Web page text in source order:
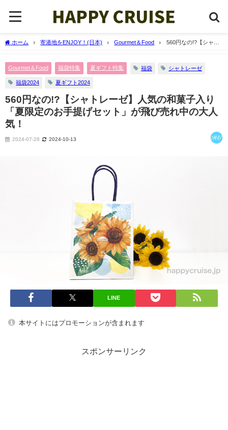
ホーム 寄港地をENJOY！(日本) Gourmet＆Food
560円なの!?【シャト
Gourmet＆Food 福袋特集 夏ギフト特集 福袋 シャトレーゼ
福袋2024 夏ギフト2024
560円なの!?【シャトレーゼ】人気の和菓子入り
「夏限定のお手提げセット」が飛び売れ中の大人
気！
2024-07-28 2024-10-13
LINE
本サイトにはプロモーションが含まれます
スポンサーリンク